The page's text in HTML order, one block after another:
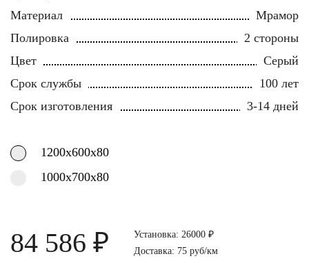
Материал
Мрамор
Полировка
2 стороны
Цвет
Серый
Срок службы
100 лет
Срок изготовления
3-14 дней
1200х600х80
1000х700х80
84 586 ₽
Установка: 26000 ₽
Доставка: 75 руб/км